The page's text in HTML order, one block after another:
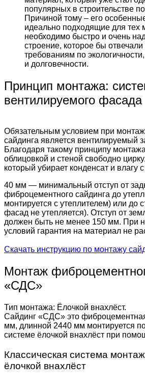
популярных в строительстве
Причиной тому – его
идеально подходящие для тех
необходимо быстро и очень
строение, которое бы
требованиям по
и долговечности.
Принцип монтажа:
вентилируемого фасада
Обязательным условием при
сайдинга является вентилируемый
Благодаря такому принципу
облицовкой и стеной свободно
который убирает конденсат и влагу
40 мм — минимальный отступ от
фиброцементного сайдинга до
монтируется с утеплителем) или до
фасад не утепляется). Отступ от
должен быть не менее 150 мм. При
условий гарантия на материал не
Скачать инструкцию по монтажу
Монтаж
«СДС»
Тип монтажа: Ёлочкой внахлёст.
Сайдинг «СДС» это
мм, длинной 2440 мм монтируется
системе ёлочкой внахлёст при
Классическая система
ёлочкой внахлёст